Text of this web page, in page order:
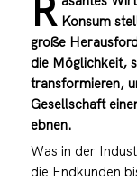
Konsum
große
die Möglichkeit,
transformieren,
Gesellschaft
ebnen.
Was in der
die Endkunden